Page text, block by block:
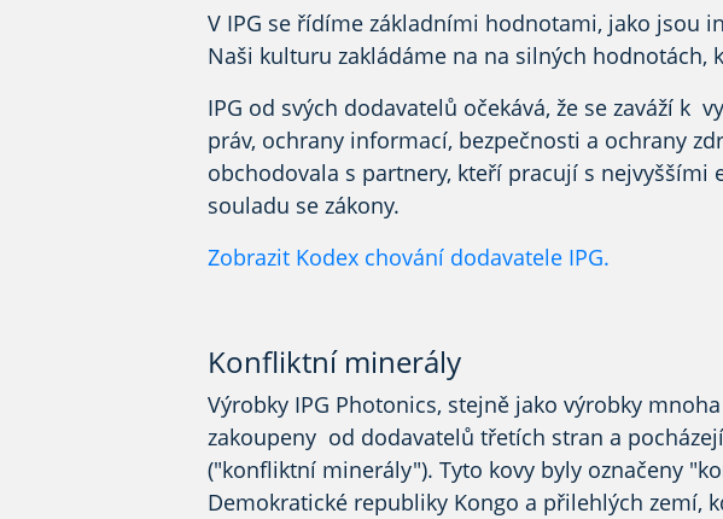
V IPG se řídíme základními hodnotami, jako jsou
Naši kulturu zakládáme na na silných hodnotách,
IPG od svých dodavatelů očekává, že se zaváží k
práv, ochrany informací, bezpečnosti a ochrany
obchodovala s partnery, kteří pracují s nejvyššími
souladu se zákony.
Zobrazit Kodex chování dodavatele IPG.
Konfliktní minerály
Výrobky IPG Photonics, stejně jako výrobky
zakoupeny od dodavatelů třetích stran a
("konfliktní minerály"). Tyto kovy byly označeny
Demokratické republiky Kongo a přilehlých zemí,